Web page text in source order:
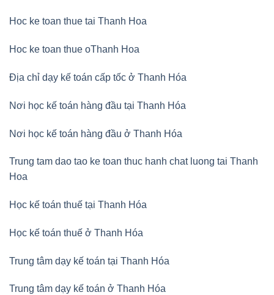
Hoc ke toan thue tai Thanh Hoa
Hoc ke toan thue oThanh Hoa
Địa chỉ dạy kế toán cấp tốc ở Thanh Hóa
Nơi học kế toán hàng đầu tại Thanh Hóa
Nơi học kế toán hàng đầu ở Thanh Hóa
Trung tam dao tao ke toan thuc hanh chat luong tai Thanh
Hoa
Học kế toán thuế tại Thanh Hóa
Học kế toán thuế ở Thanh Hóa
Trung tâm dạy kế toán tại Thanh Hóa
Trung tâm dạy kế toán ở Thanh Hóa